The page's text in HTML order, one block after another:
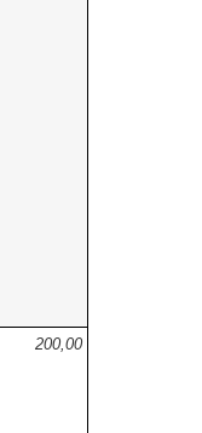
200,00